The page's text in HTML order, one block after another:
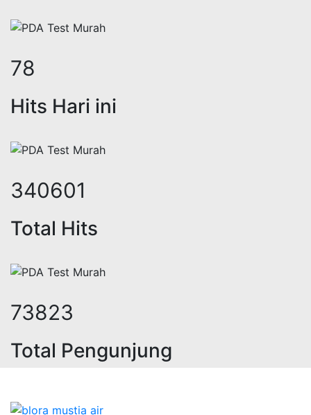
96
Hits Hari ini
420074
Total Hits
91429
Total Pengunjung